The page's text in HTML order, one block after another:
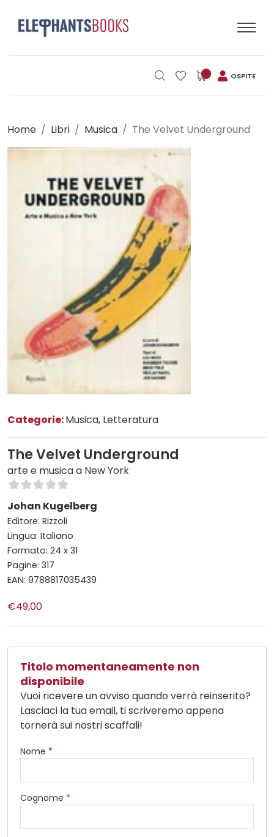
OSPITE
Home Libri Musica The Velvet Underground
Categorie:Musica, Letteratura
The Velvet Underground
arte e musica a New York
Johan Kugelberg
Editore: Rizzoli
Lingua: Italiano
Formato: 24 x 31
Pagine: 317
EAN: 9788817035439
€49,00
Titolo momentaneamente non
disponibile
Vuoi ricevere un avviso quando verrà reinserito?
Lasciaci la tua email, ti scriveremo appena
tornerà sui nostri scaffali!
Nome *
Cognome *